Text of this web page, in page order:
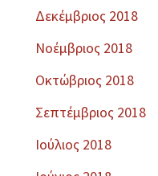
Δεκέμβριος 2018
Νοέμβριος 2018
Οκτώβριος 2018
Σεπτέμβριος 2018
Ιούλιος 2018